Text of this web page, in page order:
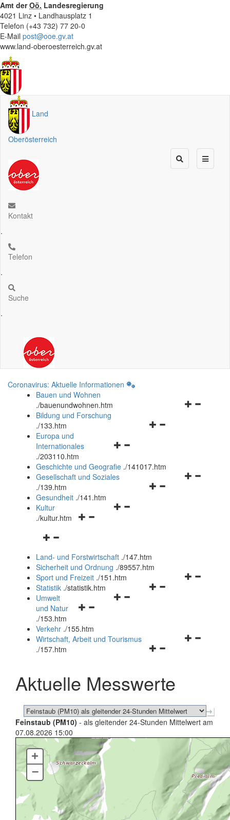
Amt derOö. Landesregierung
4021 Linz • Landhausplatz 1
Telefon (+43 732) 77 20-0
E-Mail post@ooe.gv.at
www.land-oberoesterreich.gv.at
Land
Oberösterreich
Kontakt
.
Telefon
.
Suche
.
Coronavirus: Aktuelle Informationen
Bauen und Wohnen
./bauenundwohnen.htm
Navigationsmenü
Bildung und Forschung
./133.htm
Navigationsmenü
und
schließen
Europa und
Internationales
./203110.htm
Geschichte und Geografie ./141017.htm
Navigationsmenü
Gesellschaft und Soziales
./139.htm
Navigationsmenü
Gesundheit ./141.htm
Navigationsmenü
Kultur
./kultur.htm
Navigationsmenü
und
schließen
Land- und Forstwirtschaft ./147.htm
Sicherheit und Ordnung ./89557.htm
Navigationsmenü
Sport und Freizeit ./151.htm
Navigationsmenü
Statistik ./statistik.htm
Navigationsmenü
und
schließen
Umwelt
und Natur
./153.htm
Verkehr ./155.htm
Navigationsmenü
schließen
Wirtschaft, Arbeit und Tourismus
./157.htm
Aktuelle Messwerte
Feinstaub (PM10) - als gleitender 24-Stunden Mittelwert am
07.08.2026 15:00
+
–